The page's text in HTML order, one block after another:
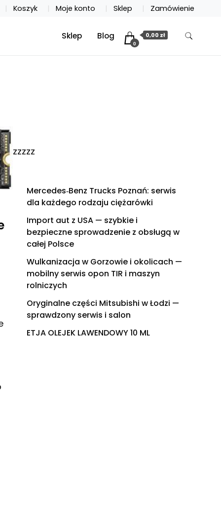
Koszyk Moje konto Sklep Zamówienie
Sklep Blog
0
0,00 zł
zzzzz
Mercedes‑Benz Trucks Poznań: serwis
dla każdego rodzaju ciężarówki
Import aut z USA — szybkie i
bezpieczne sprowadzenie z obsługą w
całej Polsce
Wulkanizacja w Gorzowie i okolicach —
mobilny serwis opon TIR i maszyn
rolniczych
Oryginalne części Mitsubishi w Łodzi —
sprawdzony serwis i salon
ETJA OLEJEK LAWENDOWY 10 ML